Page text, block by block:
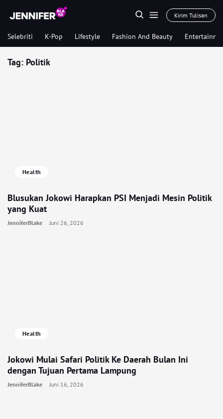
Kirim Tulisan
Selebriti K-Pop Lifestyle Fashion And Beauty
Tag: Politik
Health
Blusukan Jokowi Harapkan PSI Menjadi Mesin Politik
yang Kuat
JenniferBlake Juni 26, 2026
Health
Jokowi Mulai Safari Politik Ke Daerah Bulan Ini
dengan Tujuan Pertama Lampung
JenniferBlake Juni 16, 2026